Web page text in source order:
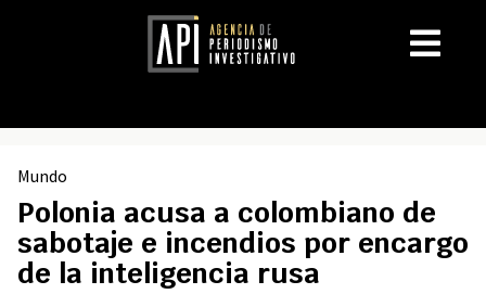
Mundo
Polonia acusa a colombiano de
sabotaje e incendios por encargo
de la inteligencia rusa